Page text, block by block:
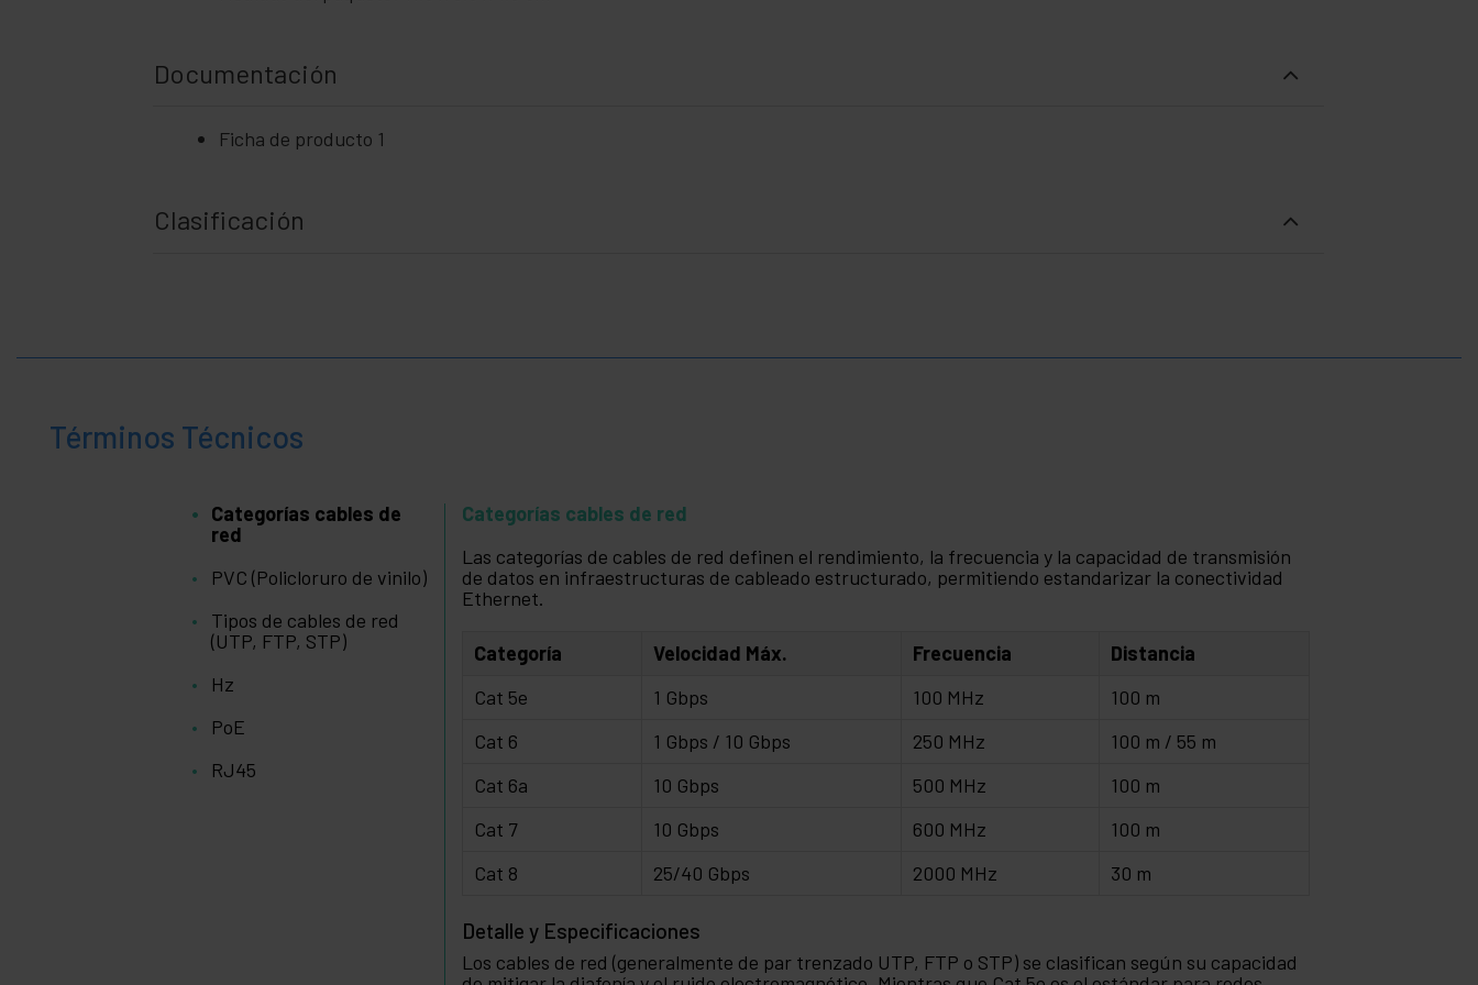
Documentación
Ficha de producto 1
Clasificación
Términos Técnicos
Categorías cables de
red
PVC (Policloruro de vinilo)
Tipos de cables de red
(UTP, FTP, STP)
Hz
PoE
RJ45
Categorías cables de red
Las categorías de cables de red definen el rendimiento, la frecuencia y la capacidad de transmisión
de datos en infraestructuras de cableado estructurado, permitiendo estandarizar la conectividad
Ethernet.
Categoría Velocidad Máx. Frecuencia
Distancia
Cat 5e
1 Gbps 100 MHz
100 m
Cat 6
1 Gbps / 10 Gbps 250 MHz
100 m / 55 m
Cat 6a
10 Gbps 500 MHz
100 m
Cat 7
10 Gbps 600 MHz
100 m
Cat 8
25/40 Gbps 2000 MHz 30 m
Detalle y Especificaciones
Los cables de red (generalmente de par trenzado UTP, FTP o STP) se clasifican según su capacidad